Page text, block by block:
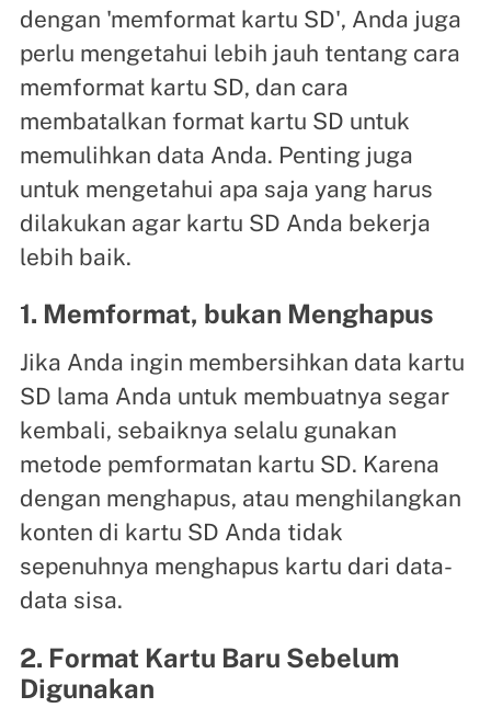
dengan 'memformat kartu SD', Anda juga
perlu mengetahui lebih jauh tentang cara
memformat kartu SD, dan cara
membatalkan format kartu SD untuk
memulihkan data Anda. Penting juga
untuk mengetahui apa saja yang harus
dilakukan agar kartu SD Anda bekerja
lebih baik.
1. Memformat, bukan Menghapus
Jika Anda ingin membersihkan data kartu
SD lama Anda untuk membuatnya segar
kembali, sebaiknya selalu gunakan
metode pemformatan kartu SD. Karena
dengan menghapus, atau menghilangkan
konten di kartu SD Anda tidak
sepenuhnya menghapus kartu dari data-
data sisa.
2. Format Kartu Baru Sebelum
Digunakan